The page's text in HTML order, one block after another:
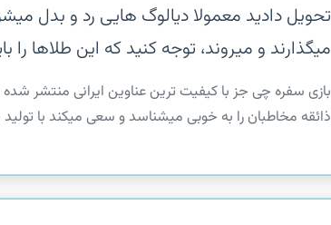
تحویل دادید معمولا دیالوگ هایی رد و بدل
میگذارند و میروند، توجه کنید که این طلاها را
بازی سفره چی جز با کیفیت ترین عناوین ایرانی منتشر
ذائقه مخاطبان را به خوبی میشناسد و سعی میکند با تولید